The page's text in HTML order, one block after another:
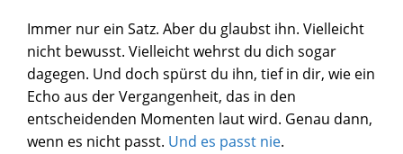
Immer nur ein Satz. Aber du glaubst ihn. Vielleicht
nicht bewusst. Vielleicht wehrst du dich sogar
dagegen. Und doch spürst du ihn, tief in dir, wie ein
Echo aus der Vergangenheit, das in den
entscheidenden Momenten laut wird. Genau dann,
wenn es nicht passt. Und es passt nie.